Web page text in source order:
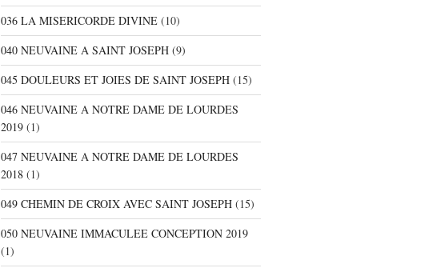
036 LA MISERICORDE DIVINE(10)
040 NEUVAINE A SAINT JOSEPH(9)
045 DOULEURS ET JOIES DE SAINT JOSEPH(15)
046 NEUVAINE A NOTRE DAME DE LOURDES
2019(1)
047 NEUVAINE A NOTRE DAME DE LOURDES
2018(1)
049 CHEMIN DE CROIX AVEC SAINT JOSEPH(15)
050 NEUVAINE IMMACULEE CONCEPTION 2019
(1)